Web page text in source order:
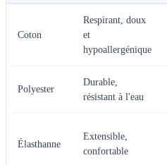
Coton
Respirant, doux
et
hypoallergénique
Polyester
Durable,
résistant à l'eau
Élasthanne
Extensible,
confortable